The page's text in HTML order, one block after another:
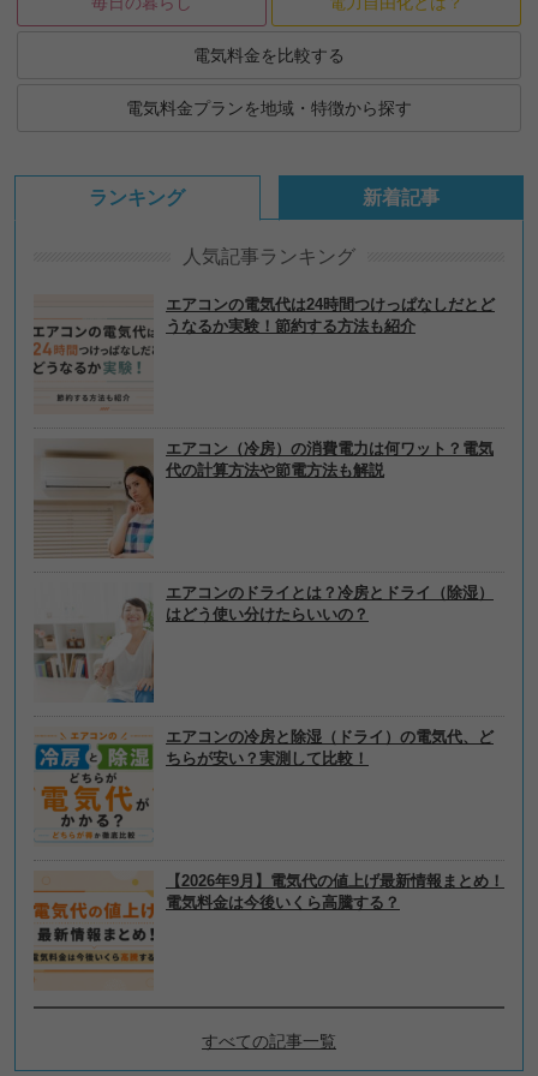
電気料金を比較する
電気料金プランを地域・特徴から探す
ランキング
人気記事ランキング
エアコンの電気代は24時間つけっぱなしだとど
うなるか実験！節約する方法も紹介
エアコン（冷房）の消費電力は何ワット？電気
代の計算方法や節電方法も解説
エアコンのドライとは？冷房とドライ（除湿）
はどう使い分けたらいいの？
エアコンの冷房と除湿（ドライ）の電気代、ど
ちらが安い？実測して比較！
【2026年9月】電気代の値上げ最新情報まとめ！
電気料金は今後いくら高騰する？
すべての記事一覧
新着記事